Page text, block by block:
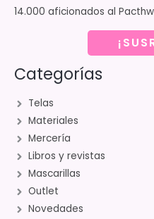
14.000 aficionados al
Categorías
Telas
Materiales
Mercería
Libros y revistas
Mascarillas
Outlet
Novedades